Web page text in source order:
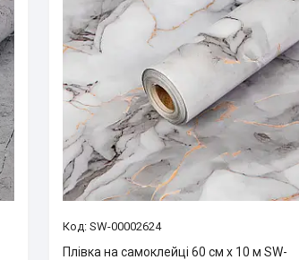
SW-00002624
Плівка на самоклейці 60 см х 10 м SW-